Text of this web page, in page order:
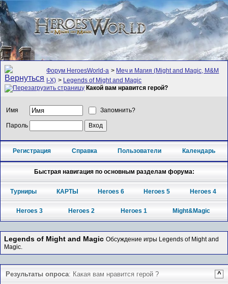
Форум HeroesWorld-а > Меч и Магия (Might and Magic, M&M
I-X) > Legends of Might and Magic
Какой вам нравится герой?
Имя Запомнить?
Пароль
Регистрация Справка Пользователи Календарь
Быстрая навигация по основным разделам форума:
Турниры КАРТЫ Heroes 6 Heroes 5 Heroes 4
Heroes 3 Heroes 2 Heroes 1 Might&Magic
Legends of Might and Magic Обсуждение игры Legends of Might and
Magic.
Результаты опроса: Какая вам нравится герой ? ^